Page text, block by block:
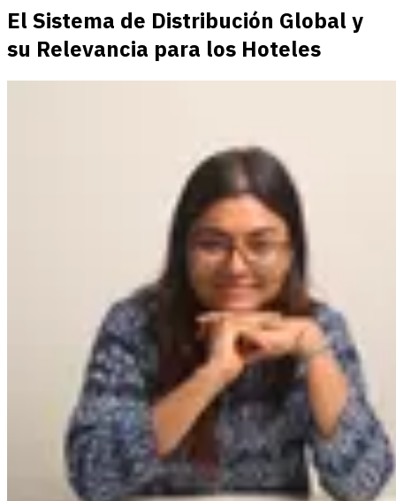
El Sistema de Distribución Global y
su Relevancia para los Hoteles